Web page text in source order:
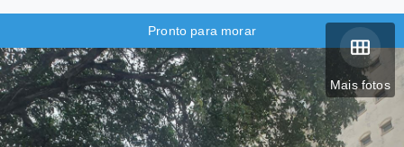
Mais fotos
Pronto para morar